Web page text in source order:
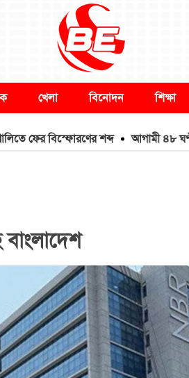
খেলা বিনোদন শিক্ষা
শব্দ আগামী ৪৮ ঘণ্টায় ১০